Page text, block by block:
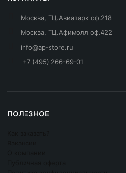
Москва, ТЦ.Авиапарк оф.218
Москва, ТЦ.Афимолл оф.422
info@ap-store.ru
+7 (495) 266-69-01
ПОЛЕЗНОЕ